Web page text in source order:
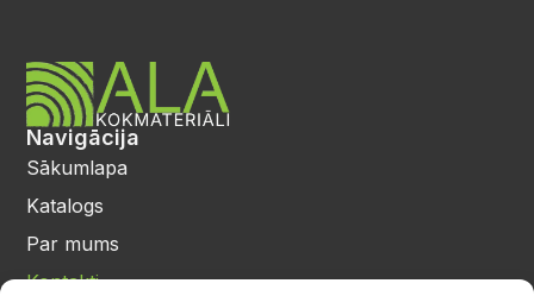
Navigācija
Sākumlapa
Katalogs
Par mums
Kontakti